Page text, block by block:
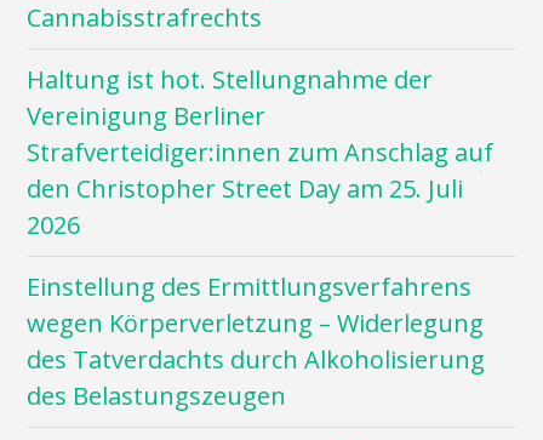
Cannabisstrafrechts
Haltung ist hot. Stellungnahme der
Vereinigung Berliner
Strafverteidiger:innen zum Anschlag auf
den Christopher Street Day am 25. Juli
2026
Einstellung des Ermittlungsverfahrens
wegen Körperverletzung – Widerlegung
des Tatverdachts durch Alkoholisierung
des Belastungszeugen